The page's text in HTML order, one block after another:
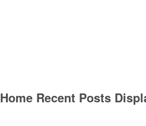
Home Recent Posts